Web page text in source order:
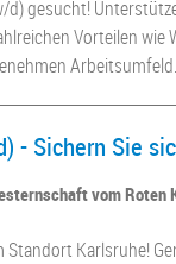
gesucht!
Vorteilen wie
Arbeitsumfeld.
- Sichern Sie
vom Roten
Karlsruhe!